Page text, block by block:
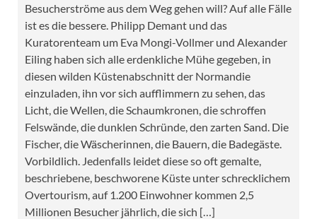
Besucherströme aus dem Weg gehen will? Auf alle Fälle
ist es die bessere. Philipp Demant und das
Kuratorenteam um Eva Mongi-Vollmer und Alexander
Eiling haben sich alle erdenkliche Mühe gegeben, in
diesen wilden Küstenabschnitt der Normandie
einzuladen, ihn vor sich aufflimmern zu sehen, das
Licht, die Wellen, die Schaumkronen, die schroffen
Felswände, die dunklen Schründe, den zarten Sand. Die
Fischer, die Wäscherinnen, die Bauern, die Badegäste.
Vorbildlich. Jedenfalls leidet diese so oft gemalte,
beschriebene, beschworene Küste unter schrecklichem
Overtourism, auf 1.200 Einwohner kommen 2,5
Millionen Besucher jährlich, die sich […]